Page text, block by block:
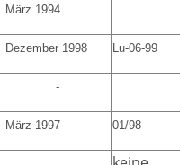
März 1994
Dezember 1998 Lu-06-99
-
März 1997 01/98